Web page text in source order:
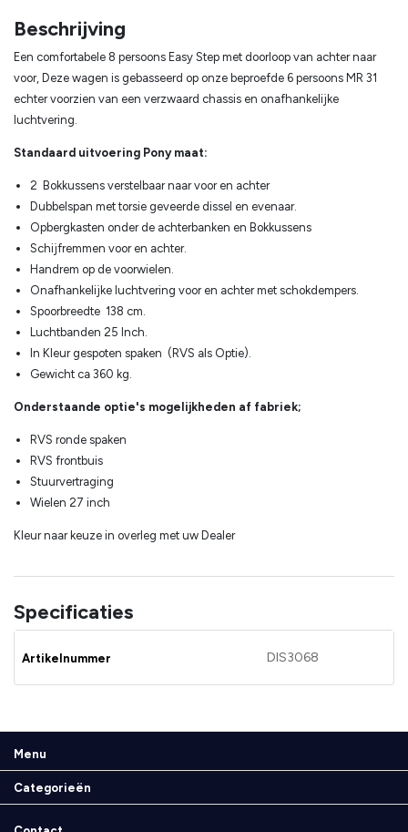
Beschrijving
Een comfortabele 8 persoons Easy Step met doorloop van achter naar
voor, Deze wagen is gebasseerd op onze beproefde 6 persoons MR 31
echter voorzien van een verzwaard chassis en onafhankelijke
luchtvering.
Standaard uitvoering Pony maat:
2 Bokkussens verstelbaar naar voor en achter
Dubbelspan met torsie geveerde dissel en evenaar.
Opbergkasten onder de achterbanken en Bokkussens
Schijfremmen voor en achter.
Handrem op de voorwielen.
Onafhankelijke luchtvering voor en achter met schokdempers.
Spoorbreedte 138 cm.
Luchtbanden 25 Inch.
In Kleur gespoten spaken (RVS als Optie).
Gewicht ca 360 kg.
Onderstaande optie's mogelijkheden af fabriek;
RVS ronde spaken
RVS frontbuis
Stuurvertraging
Wielen 27 inch
Kleur naar keuze in overleg met uw Dealer
Specificaties
Artikelnummer DIS3068
Menu
Categorieën